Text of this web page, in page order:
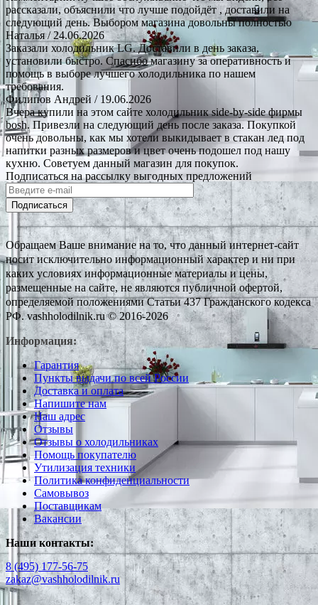
рассказали, объяснили что лучше подойдёт , доставили на
следующий день. Выбором магазина довольны полностью
Наталья/ 24.06.2026
Заказали холодильник LG. Доставили в день заказа,
установили быстро. Спасибо магазину за оперативность и
помощь в выборе лучшего холодильника по нашем
требования.
Филипов Андрей / 19.06.2026
Вчера купили на этом сайте холодильник side-by-side фирмы
bosh. Привезли на следующий день после заказа. Покупкой
очень довольны, как мы хотели выкидывает в стакан лед под
напитки разных размеров и цвет очень подошел под нашу
кухню. Советуем данный магазин для покупок.
Подписаться на рассылку выгодных предложений
Подписаться
Обращаем Ваше внимание на то, что данный интернет-сайт
носит исключительно информационный характер и ни при
каких условиях информационные материалы и цены,
размещенные на сайте, не являются публичной офертой,
определяемой положениями Статьи 437 Гражданского кодекса
РФ. vashholodilnik.ru © 2016-2026
Информация:
Гарантия
Пункты выдачи по всей России
Доставка и оплата
Напишите нам
Наш адрес
Отзывы
Отзывы о холодильниках
Помощь покупателю
Утилизация техники
Политика конфиденциальности
Самовывоз
Поставщикам
Вакансии
Наши контакты:
8 (495) 177-56-75
zakaz@vashholodilnik.ru